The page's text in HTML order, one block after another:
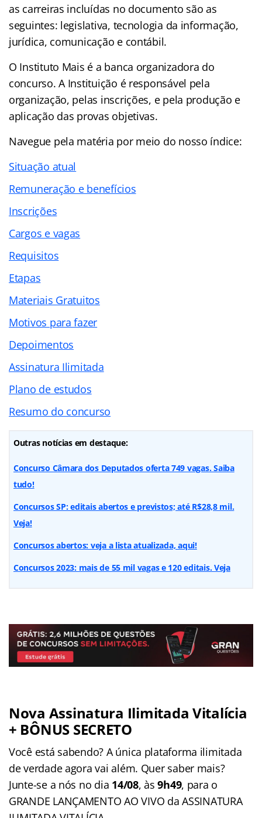
as carreiras incluídas no documento são as
seguintes: legislativa, tecnologia da informação,
jurídica, comunicação e contábil.
O Instituto Mais é a banca organizadora do
concurso. A Instituição é responsável pela
organização, pelas inscrições, e pela produção e
aplicação das provas objetivas.
Navegue pela matéria por meio do nosso índice:
Situação atual
Remuneração e benefícios
Inscrições
Cargos e vagas
Requisitos
Etapas
Materiais Gratuitos
Motivos para fazer
Depoimentos
Assinatura Ilimitada
Plano de estudos
Resumo do concurso
Outras notícias em destaque:
Concurso Câmara dos Deputados oferta 749 vagas. Saiba
tudo!
Concursos SP: editais abertos e previstos; até R$28,8 mil.
Veja!
Concursos abertos: veja a lista atualizada, aqui!
Concursos 2023: mais de 55 mil vagas e 120 editais. Veja
Nova Assinatura Ilimitada Vitalícia
+ BÔNUS SECRETO
Você está sabendo? A única plataforma ilimitada
de verdade agora vai além. Quer saber mais?
Junte-se a nós no dia 14/08, às9h49, para o
GRANDE LANÇAMENTO AO VIVO da ASSINATURA